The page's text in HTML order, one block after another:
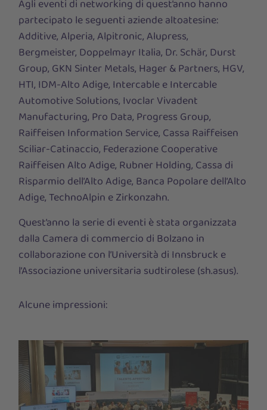
Agli eventi di networking di quest’anno hanno
partecipato le seguenti aziende altoatesine:
Additive, Alperia, Alpitronic, Alupress,
Bergmeister, Doppelmayr Italia, Dr. Schär, Durst
Group, GKN Sinter Metals, Hager & Partners, HGV,
HTI, IDM-Alto Adige, Intercable e Intercable
Automotive Solutions, Ivoclar Vivadent
Manufacturing, Pro Data, Progress Group,
Raiffeisen Information Service, Cassa Raiffeisen
Sciliar-Catinaccio, Federazione Cooperative
Raiffeisen Alto Adige, Rubner Holding, Cassa di
Risparmio dell’Alto Adige, Banca Popolare dell’Alto
Adige, TechnoAlpin e Zirkonzahn.
Quest’anno la serie di eventi è stata organizzata
dalla Camera di commercio di Bolzano in
collaborazione con l’Università di Innsbruck e
l’Associazione universitaria sudtirolese (sh.asus).
Alcune impressioni: